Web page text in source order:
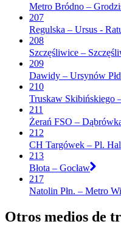
Metro Bródno –
207
Regulska – Ursus -
208
Szczęśliwice –
209
Dawidy – Ursynów
210
Truskaw Skibińskiego
211
Żerań FSO –
212
CH Targówek – Pl.
213
Błota – Gocław
217
Natolin Płn. – Metro
Otros medios de